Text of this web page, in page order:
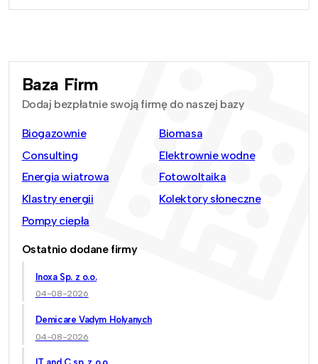
Baza Firm
Dodaj bezpłatnie swoją firmę do naszej bazy
Biogazownie
Biomasa
Consulting
Elektrownie wodne
Energia wiatrowa
Fotowoltaika
Klastry energii
Kolektory słoneczne
Pompy ciepła
Ostatnio dodane firmy
Inoxa Sp. z o.o.
04-08-2026
Demicare Vadym Holyanych
04-08-2026